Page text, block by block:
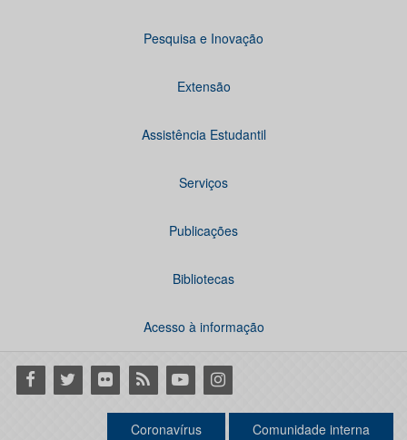
Pesquisa e Inovação
Extensão
Assistência Estudantil
Serviços
Publicações
Bibliotecas
Acesso à informação
Facebook
Twitter Flickr RSS YoutubeInstagram
Coronavírus Comunidade interna